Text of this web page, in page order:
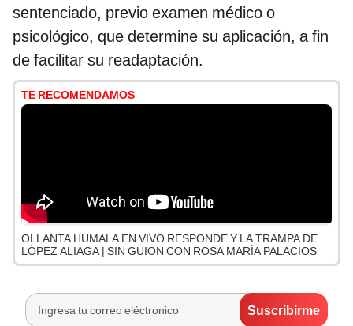
sentenciado, previo examen médico o
psicológico, que determine su aplicación, a fin
de facilitar su readaptación.
TE RECOMENDAMOS
OLLANTA HUMALA EN VIVO RESPONDE Y LA TRAMPA DE
LÓPEZ ALIAGA | SIN GUION CON ROSA MARÍA PALACIOS